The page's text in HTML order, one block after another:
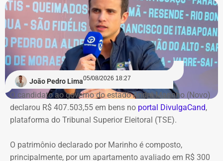
João Pedro Lima05/08/2026 18:27
O candidato ao governo do estado André Marinho (Novo)
declarou R$ 407.503,55 em bens no portal DivulgaCand,
plataforma do Tribunal Superior Eleitoral (TSE).
O patrimônio declarado por Marinho é composto,
principalmente, por um apartamento avaliado em R$ 300